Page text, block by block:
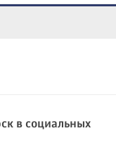
в социальных